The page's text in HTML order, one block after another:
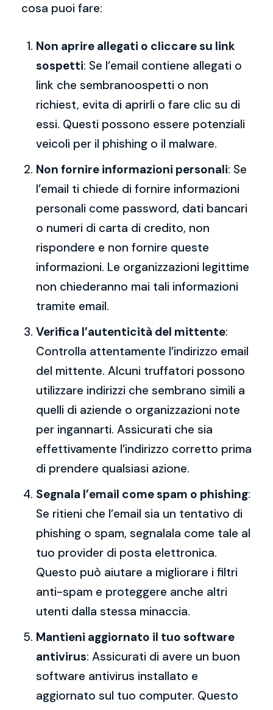
cosa puoi fare:
Non aprire allegati o cliccare su link
sospetti: Se l’email contiene allegati o
link che sembranoospetti o non
richiest, evita di aprirli o fare clic su di
essi. Questi possono essere potenziali
veicoli per il phishing o il malware.
Non fornire informazioni personali: Se
l’email ti chiede di fornire informazioni
personali come password, dati bancari
o numeri di carta di credito, non
rispondere e non fornire queste
informazioni. Le organizzazioni legittime
non chiederanno mai tali informazioni
tramite email.
Verifica l’autenticità del mittente:
Controlla attentamente l’indirizzo email
del mittente. Alcuni truffatori possono
utilizzare indirizzi che sembrano simili a
quelli di aziende o organizzazioni note
per ingannarti. Assicurati che sia
effettivamente l’indirizzo corretto prima
di prendere qualsiasi azione.
Segnala l’email come spam o phishing:
Se ritieni che l’email sia un tentativo di
phishing o spam, segnalala come tale al
tuo provider di posta elettronica.
Questo può aiutare a migliorare i filtri
anti-spam e proteggere anche altri
utenti dalla stessa minaccia.
Mantieni aggiornato il tuo software
antivirus: Assicurati di avere un buon
software antivirus installato e
aggiornato sul tuo computer. Questo